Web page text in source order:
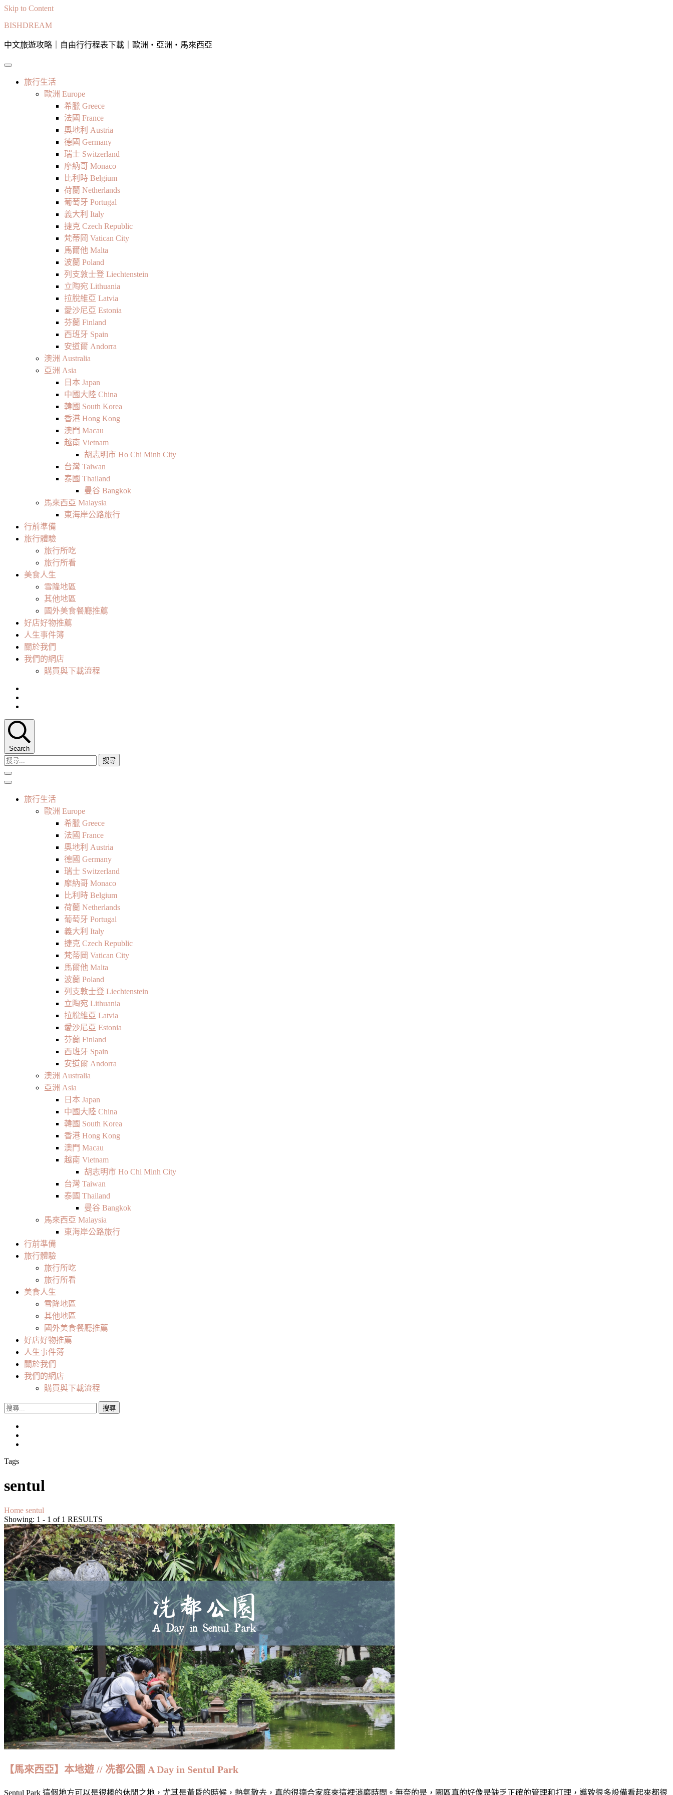
Skip to Content
BISHDREAM
中文旅遊攻略｜自由行行程表下載｜歐洲・亞洲・馬來西亞
旅行生活
歐洲 Europe
希臘 Greece
法國 France
奧地利 Austria
德國 Germany
瑞士 Switzerland
摩納哥 Monaco
比利時 Belgium
荷蘭 Netherlands
葡萄牙 Portugal
義大利 Italy
捷克 Czech Republic
梵蒂岡 Vatican City
馬爾他 Malta
波蘭 Poland
列支敦士登 Liechtenstein
立陶宛 Lithuania
拉脫維亞 Latvia
愛沙尼亞 Estonia
芬蘭 Finland
西班牙 Spain
安道爾 Andorra
澳洲 Australia
亞洲 Asia
日本 Japan
中國大陸 China
韓國 South Korea
香港 Hong Kong
澳門 Macau
越南 Vietnam
胡志明市 Ho Chi Minh City
台灣 Taiwan
泰國 Thailand
曼谷 Bangkok
馬來西亞 Malaysia
東海岸公路旅行
行前準備
旅行體驗
旅行所吃
旅行所看
美食人生
雪隆地區
其他地區
國外美食餐廳推薦
好店好物推薦
人生事件簿
關於我們
我們的網店
購買與下載流程
Search
搜
尋
關
旅行生活
歐洲 Europe
希臘 Greece
法國 France
奧地利 Austria
德國 Germany
瑞士 Switzerland
摩納哥 Monaco
比利時 Belgium
荷蘭 Netherlands
葡萄牙 Portugal
義大利 Italy
捷克 Czech Republic
梵蒂岡 Vatican City
馬爾他 Malta
波蘭 Poland
列支敦士登 Liechtenstein
立陶宛 Lithuania
拉脫維亞 Latvia
愛沙尼亞 Estonia
芬蘭 Finland
西班牙 Spain
安道爾 Andorra
澳洲 Australia
亞洲 Asia
日本 Japan
中國大陸 China
韓國 South Korea
香港 Hong Kong
澳門 Macau
越南 Vietnam
胡志明市 Ho Chi Minh City
台灣 Taiwan
泰國 Thailand
曼谷 Bangkok
馬來西亞 Malaysia
東海岸公路旅行
行前準備
旅行體驗
旅行所吃
旅行所看
美食人生
雪隆地區
其他地區
國外美食餐廳推薦
好店好物推薦
人生事件簿
關於我們
我們的網店
購買與下載流程
搜
Tags
sentul
Home sentul
Showing: 1 - 1 of 1 RESULTS
【馬來西亞】本地遊 // 冼都公園 A Day in Sentul Park
Sentul Park 這個地方可以是很棒的休閒之地，尤其是黃昏的時候，熱氣散去，真的很適合家庭來這裡消磨時間。無奈的是，園區真的好像是缺乏正確的管理和打理，導致很多設備看起來都很